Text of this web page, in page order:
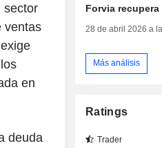
sector
ventas
en
deuda
Forvia
28 de abril 2026 a
Más análisis
Ratings
Trader